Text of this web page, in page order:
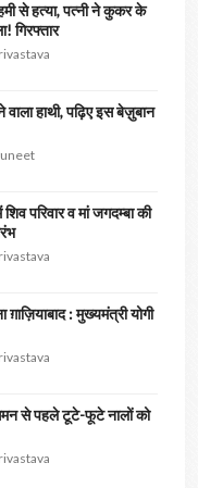
से हत्या, पत्नी ने कुकर के
गिरफ्तार
वाला हाथी, पढ़िए इस बेज़ुबान
परिवार व मां जगदम्बा की
: ​मुख्यमंत्री योगी
से पहले टूटे-फूटे नालों को